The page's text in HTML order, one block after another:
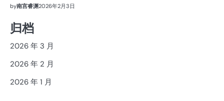
by南宫睿渊2026年2月3日
归档
2026 年 3 月
2026 年 2 月
2026 年 1 月